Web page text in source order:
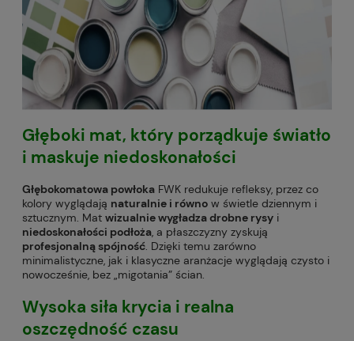
Głęboki mat, który porządkuje światło
i maskuje niedoskonałości
Głębokomatowa powłoka FWK redukuje refleksy, przez co
kolory wyglądają naturalnie i równo w świetle dziennym i
sztucznym. Mat wizualnie wygładza drobne rysy i
niedoskonałości podłoża, a płaszczyzny zyskują
profesjonalną spójność. Dzięki temu zarówno
minimalistyczne, jak i klasyczne aranżacje wyglądają czysto i
nowocześnie, bez „migotania” ścian.
Wysoka siła krycia i realna
oszczędność czasu